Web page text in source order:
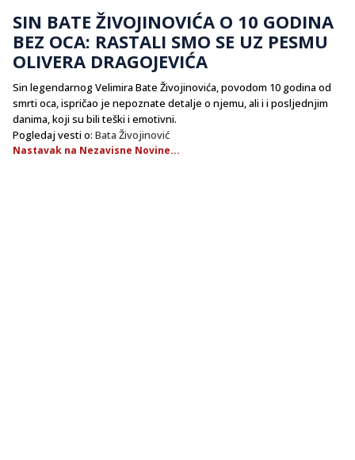
SIN BATE ŽIVOJINOVIĆA O 10 GODINA
BEZ OCA: RASTALI SMO SE UZ PESMU
OLIVERA DRAGOJEVIĆA
Sin legendarnog Velimira Bate Živojinovića, povodom 10 godina od
smrti oca, ispričao je nepoznate detalje o njemu, ali i i posljednjim
danima, koji su bili teški i emotivni.
Pogledaj vesti o: Bata Živojinović
Nastavak na Nezavisne Novine...